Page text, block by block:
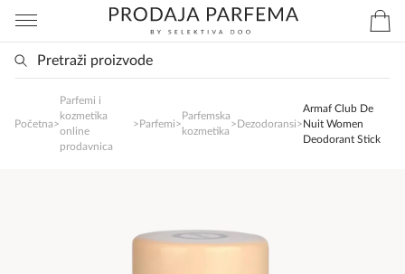
Početna>
Parfemi i
kozmetika
online
prodavnica
>Parfemi>
Parfemska
kozmetika
>Dezodoransi>
Armaf Club De
Nuit Women
Deodorant Stick
SlađanAi Asistent
Online